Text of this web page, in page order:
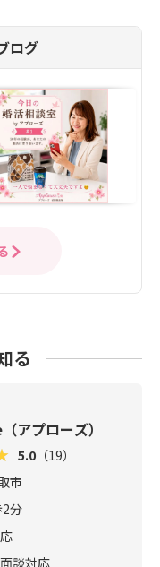
ログ
る
アプローズ）
5.0（19）
市
分
談対応